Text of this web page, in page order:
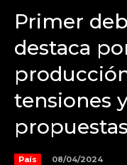
Primer
destaca
tensiones
propuestas
País 08/04/2024